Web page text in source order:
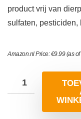
product vrij van
sulfaten, pesticiden,
Amazon.nl Price:€9.99(as of